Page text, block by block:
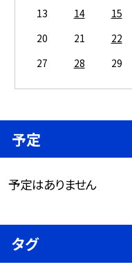
13
14 15
20
21 22
27
28 29
予定
予定はありません
タグ